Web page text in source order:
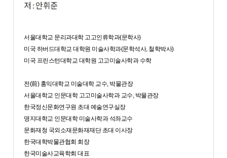
저 : 안휘준
서울대학교 문리과대학 고고인류학과(문학사)
미국 하버드대학교 대학원 미술사학과(문학석사, 철학박사)
미국 프린스턴대학교 대학원 고고미술사학과 수학
전(前) 홍익대학교 미술대학 교수, 박물관장
서울대학교 인문대학 고고미술사학과 교수, 박물관장
한국정신문화연구원 초대 예술연구실장
명지대학교 인문대학 미술사학과 석좌교수
문화재청 국외소재문화재재단 초대 이사장
한국대학박물관협회 회장
한국미술사교육학회 대표